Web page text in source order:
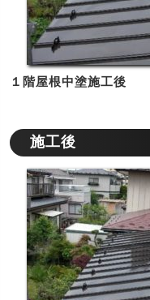
１階屋根中塗施工後
施工後